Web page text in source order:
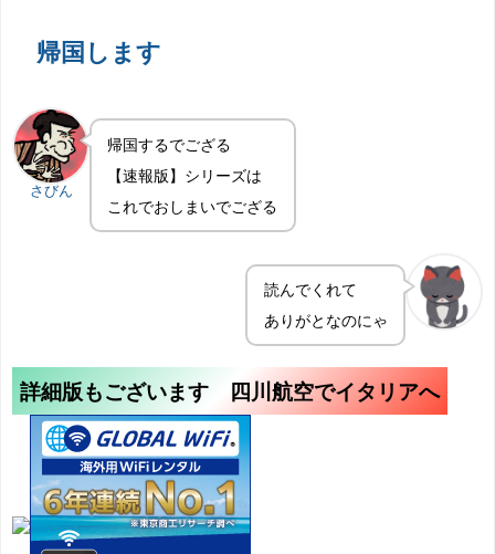
帰国します
さびん
帰国するでござる
【速報版】シリーズは
これでおしまいでござる
読んでくれて
ありがとなのにゃ
詳細版もございます 四川航空でイタリアへ